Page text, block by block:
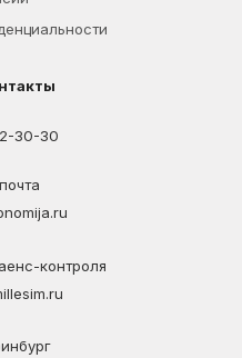
30-30
контроля